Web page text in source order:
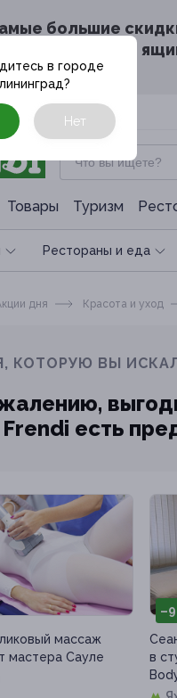
большие
твоём почтовом
Товары Туризм
Рестораны и еда
в городе
?
Нет
дня Красота и уход
КОТОРУЮ ВЫ
есть
массаж
мастера Сауле
в